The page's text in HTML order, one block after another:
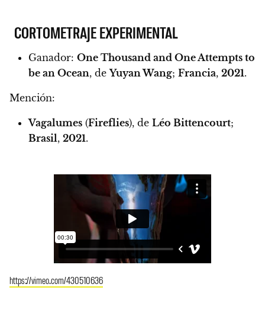
CORTOMETRAJE EXPERIMENTAL
Ganador: One Thousand and One Attempts to
be an Ocean, deYuyan Wang; Francia, 2021.
Mención:
Vagalumes (Fireflies), de Léo Bittencourt;
Brasil, 2021.
https://vimeo.com/430510636